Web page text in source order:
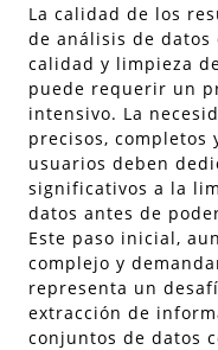
La calidad de los
de análisis de datos
calidad y limpieza
puede requerir un
intensivo. La
precisos, completos
usuarios deben
significativos a la
datos antes de
Este paso inicial,
complejo y
representa un
extracción de
conjuntos de datos